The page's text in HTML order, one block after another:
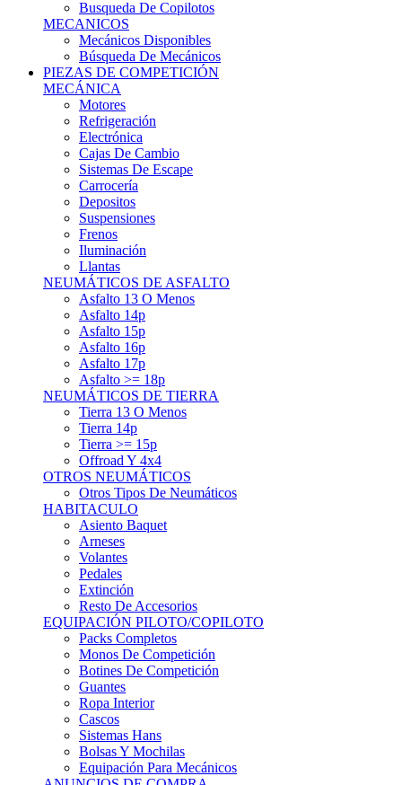
Busqueda De Copilotos
MECANICOS
Mecánicos Disponibles
Búsqueda De Mecánicos
PIEZAS DE COMPETICIÓN
MECÁNICA
Motores
Refrigeración
Electrónica
Cajas De Cambio
Sistemas De Escape
Carrocería
Depositos
Suspensiones
Frenos
Iluminación
Llantas
NEUMÁTICOS DE ASFALTO
Asfalto 13 O Menos
Asfalto 14p
Asfalto 15p
Asfalto 16p
Asfalto 17p
Asfalto >= 18p
NEUMÁTICOS DE TIERRA
Tierra 13 O Menos
Tierra 14p
Tierra >= 15p
Offroad Y 4x4
OTROS NEUMÁTICOS
Otros Tipos De Neumáticos
HABITACULO
Asiento Baquet
Arneses
Volantes
Pedales
Extinción
Resto De Accesorios
EQUIPACIÓN PILOTO/COPILOTO
Packs Completos
Monos De Competición
Botines De Competición
Guantes
Ropa Interior
Cascos
Sistemas Hans
Bolsas Y Mochilas
Equipación Para Mecánicos